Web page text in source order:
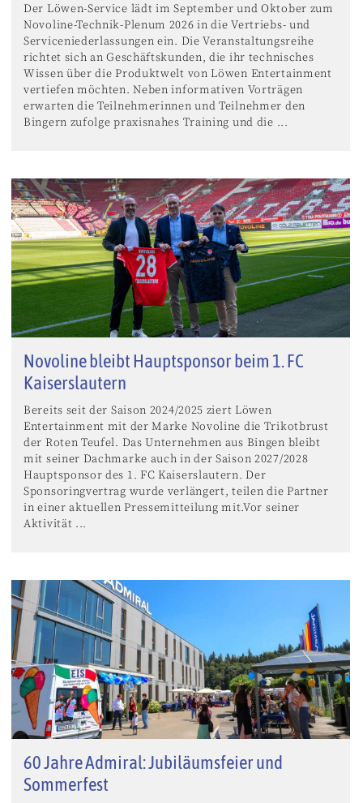
Der Löwen-Service lädt im September und Oktober zum
Novoline-Technik-Plenum 2026 in die Vertriebs- und
Serviceniederlassungen ein. Die Veranstaltungsreihe
richtet sich an Geschäftskunden, die ihr technisches
Wissen über die Produktwelt von Löwen Entertainment
vertiefen möchten. Neben informativen Vorträgen
erwarten die Teilnehmerinnen und Teilnehmer den
Bingern zufolge praxisnahes Training und die ...
Novoline bleibt Hauptsponsor beim 1. FC
Kaiserslautern
Bereits seit der Saison 2024/2025 ziert Löwen
Entertainment mit der Marke Novoline die Trikotbrust
der Roten Teufel. Das Unternehmen aus Bingen bleibt
mit seiner Dachmarke auch in der Saison 2027/2028
Hauptsponsor des 1. FC Kaiserslautern. Der
Sponsoringvertrag wurde verlängert, teilen die Partner
in einer aktuellen Pressemitteilung mit.Vor seiner
Aktivität ...
60 Jahre Admiral: Jubiläumsfeier und
Sommerfest